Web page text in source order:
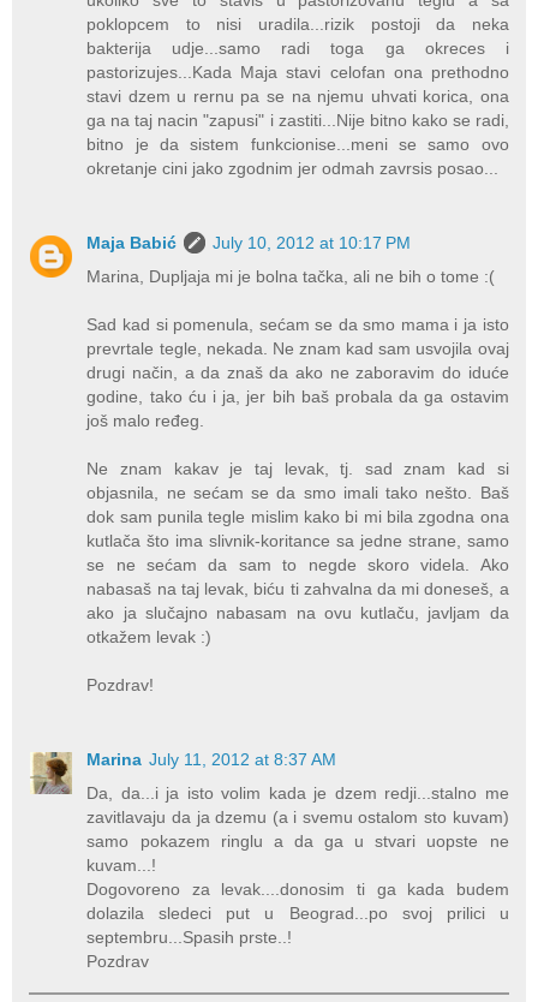
poklopcem to nisi uradila...rizik postoji da neka
bakterija udje...samo radi toga ga okreces i
pastorizujes...Kada Maja stavi celofan ona prethodno
stavi dzem u rernu pa se na njemu uhvati korica, ona
ga na taj nacin "zapusi" i zastiti...Nije bitno kako se radi,
bitno je da sistem funkcionise...meni se samo ovo
okretanje cini jako zgodnim jer odmah zavrsis posao...
Maja Babić
July 10, 2012 at 10:17 PM
Marina, Dupljaja mi je bolna tačka, ali ne bih o tome :(
Sad kad si pomenula, sećam se da smo mama i ja isto
prevrtale tegle, nekada. Ne znam kad sam usvojila ovaj
drugi način, a da znaš da ako ne zaboravim do iduće
godine, tako ću i ja, jer bih baš probala da ga ostavim
još malo ređeg.
Ne znam kakav je taj levak, tj. sad znam kad si
objasnila, ne sećam se da smo imali tako nešto. Baš
dok sam punila tegle mislim kako bi mi bila zgodna ona
kutlača što ima slivnik-koritance sa jedne strane, samo
se ne sećam da sam to negde skoro videla. Ako
nabasaš na taj levak, biću ti zahvalna da mi doneseš, a
ako ja slučajno nabasam na ovu kutlaču, javljam da
otkažem levak :)
Pozdrav!
Marina July 11, 2012 at 8:37 AM
Da, da...i ja isto volim kada je dzem redji...stalno me
zavitlavaju da ja dzemu (a i svemu ostalom sto kuvam)
samo pokazem ringlu a da ga u stvari uopste ne
kuvam...!
Dogovoreno za levak....donosim ti ga kada budem
dolazila sledeci put u Beograd...po svoj prilici u
septembru...Spasih prste..!
Pozdrav